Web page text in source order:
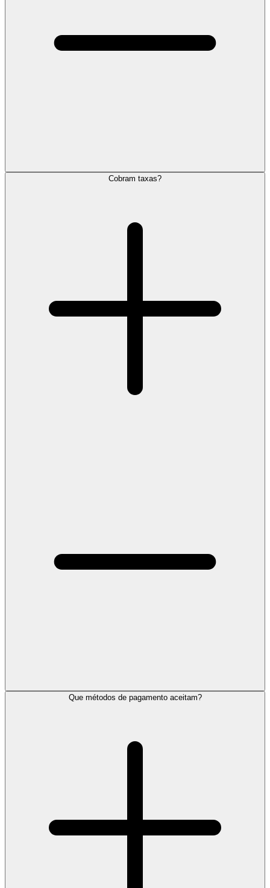
Cobram taxas?
Que métodos de pagamento aceitam?